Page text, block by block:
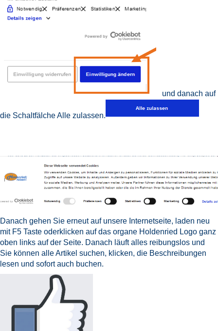
und danach auf
die Schaltfälche Alle zulassen.
Danach gehen Sie erneut auf unsere Internetseite, laden neu
mit F5 Taste oderklicken auf das organe Holdenried Logo ganz
oben links auf der Seite. Danach läuft alles reibungslos und
Sie können alle Artikel suchen, klicken, die Beschreibungen
lesen und sofort auch buchen.